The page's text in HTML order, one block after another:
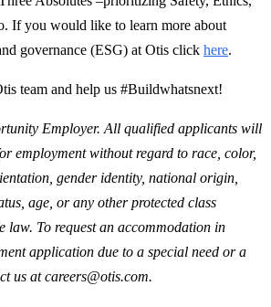
If you would like to learn more about
governance (ESG) at Otis click here.
team and help us #Buildwhatsnext!
Employer. All qualified applicants will
employment without regard to race, color,
gender identity, national origin,
age, or any other protected class
law. To request an accommodation in
application due to a special need or a
us at careers@otis.com.